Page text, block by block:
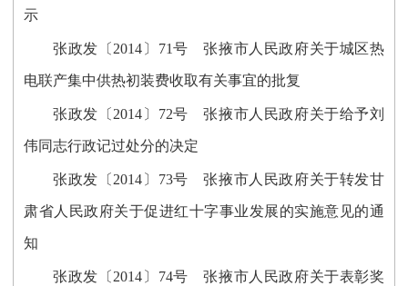
示
张政发〔2014〕71号 张掖市人民政府关于城区热
电联产集中供热初装费收取有关事宜的批复
张政发〔2014〕72号 张掖市人民政府关于给予刘
伟同志行政记过处分的决定
张政发〔2014〕73号 张掖市人民政府关于转发甘
肃省人民政府关于促进红十字事业发展的实施意见的通
知
张政发〔2014〕74号 张掖市人民政府关于表彰奖